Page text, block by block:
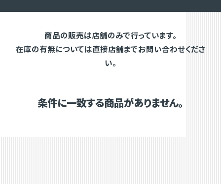
商品の販売は店舗のみで行っています。
在庫の有無については直接店舗までお問い合わせくださ
い。
条件に一致する商品がありません。